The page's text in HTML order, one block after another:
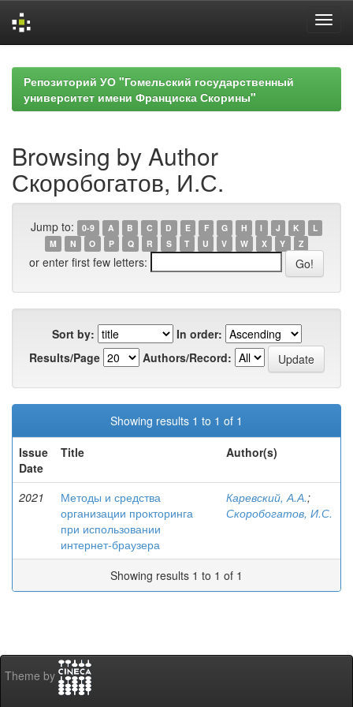
navigationРепозиторий УО "Гомельский государственный
университет имени Франциска Скорины"
Browsing by Author
Скоробогатов, И.С.
Jump to: 0-9 A B C D E F G H I J K
L
M
N O P Q R S T U V W X Y Z
or enter first few letters:
Sort by:
In order:
Results/Page
Authors/Record:
Showing results 1 to 1 of 1
Issue
Date
Title Author(s)
2021
Методы и средства
организации прокторинга
при использовании
интернет-браузера
Каревский, А.А.;
Скоробогатов, И.С.
Showing results 1 to 1 of 1
Theme by